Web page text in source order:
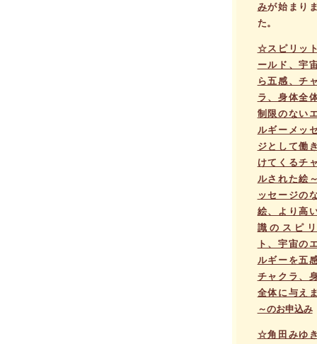
みが始まり
た。
☆スピリッ
ールド、宇
ら五感、チ
ラ、身体全
制限のない
ルギーメッ
ジとして働
けてくるチ
ルされた絵
ッセージの
絵、より高
識のスピ
ト、宇宙の
ルギーを五
チャクラ、
全体に与え
～のお申込み
☆角田みゆ